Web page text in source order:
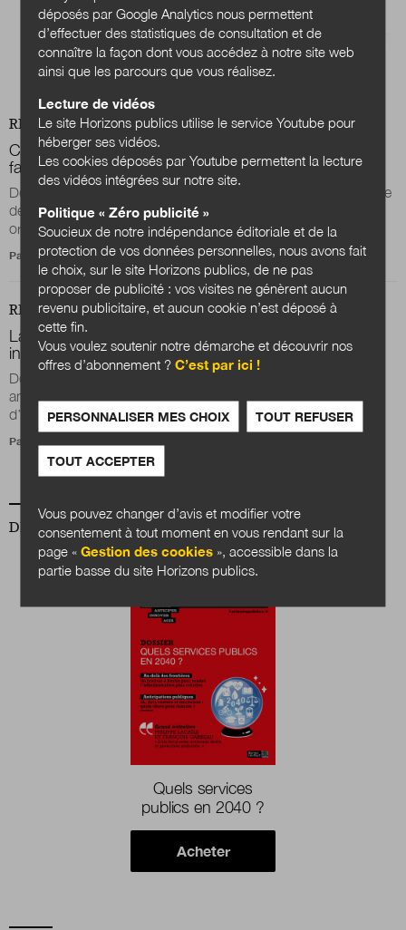
REVUE DOSSIER
Communs et action publique en europe, pour quoi
faire ?
Depuis octobre 2018, l’association La 27e Région, laboratoire
de transformation publique, en partenariat avec six autres
organisations (l’association...
Par Sylvine Bois-Choussy
REVUE DOSSIER
La notion de « communs », une redécouverte
inachevée
Depuis le prix Nobel d’économie attribué à l’économiste
américaine Elinor Ostrom en 2009, les communs font l’objet
d’une redécouverte académique et de...
Par
DERNIER NUMÉRO
Quels services
publics en 2040 ?
Acheter
déposés par Google Analytics nous permettent
d’effectuer des statistiques de consultation et de
connaître la façon dont vous accédez à notre site web
ainsi que les parcours que vous réalisez.
Lecture de vidéos
Le site Horizons publics utilise le service Youtube pour
héberger ses vidéos.
Les cookies déposés par Youtube permettent la lecture
des vidéos intégrées sur notre site.
Politique « Zéro publicité »
Soucieux de notre indépendance éditoriale et de la
protection de vos données personnelles, nous avons fait
le choix, sur le site Horizons publics, de ne pas
proposer de publicité : vos visites ne génèrent aucun
revenu publicitaire, et aucun cookie n’est déposé à
cette fin.
Vous voulez soutenir notre démarche et découvrir nos
offres d’abonnement ?C’est par ici !
PERSONNALISER MES CHOIX TOUT REFUSER
TOUT ACCEPTER
Vous pouvez changer d’avis et modifier votre
consentement à tout moment en vous rendant sur la
page «Gestion des cookies », accessible dans la
partie basse du site Horizons publics.